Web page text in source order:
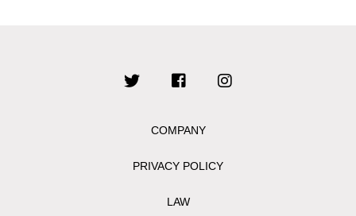
COMPANY
PRIVACY POLICY
LAW